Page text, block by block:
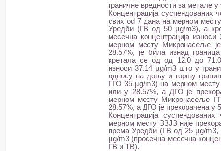
граничне вредности за метале
Концентрација
свих od 7 дана на мерном
Уредби (ГВ од 50 µg/m3), а
месечна концентрација
мерном месту Микронасеље
28.57%, је била изнад
кретала се од од 12.0 до 71.0
износи 37.14 µg/m3 што у
односу на доњу и горњу
ГГО 35 µg/m3) на мерном
или у 28.57%, а ДГО је
мерном месту Микронасеље
28.57%, а ДГО је прекорачена у
Концентрација
мерном месту ЗЗЈЗ није
према Уредби (ГВ од 25 µg/
µg/m3 (просечна месечна
ГВ и ТВ).